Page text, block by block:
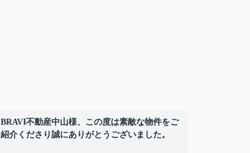
BRAVI不動産中山様、この度は素敵な物件をご
紹介くださり誠にありがとうございました。